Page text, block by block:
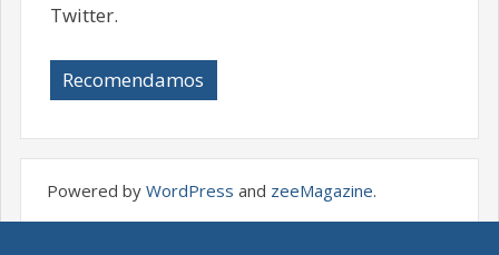
Twitter.
Recomendamos
Powered by WordPress and zeeMagazine.